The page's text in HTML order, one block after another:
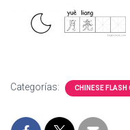
Categorías: CHINESE FLASH